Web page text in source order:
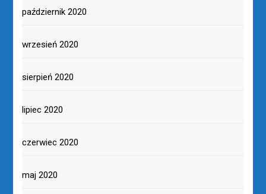
październik 2020
wrzesień 2020
sierpień 2020
lipiec 2020
czerwiec 2020
maj 2020